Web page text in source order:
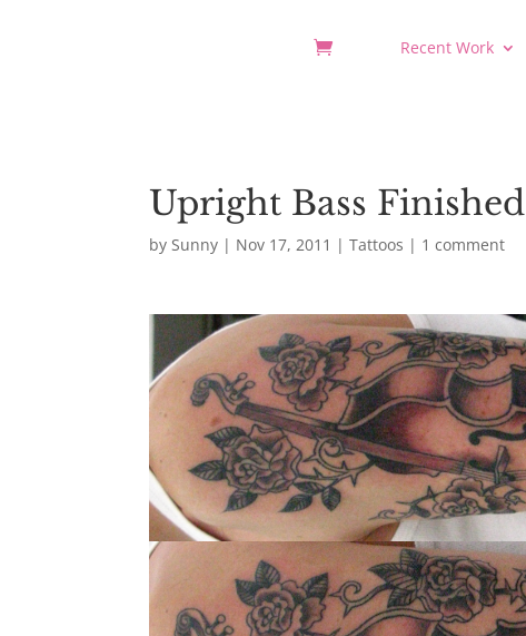
Recent Work
Upright Bass Finished
bySunny | Nov 17, 2011 |Tattoos | 1 comment